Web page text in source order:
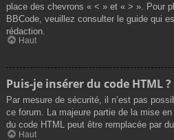
place des chevrons « < » et « > ». Pour
BBCode, veuillez consulter le guide qui
rédaction.
Haut
Puis-je insérer du code HTML ?
Par mesure de sécurité, il n’est pas
ce forum. La majeure partie de la mise
du code HTML peut être remplacée par
Haut